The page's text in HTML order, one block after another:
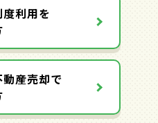
利用を
産売却で